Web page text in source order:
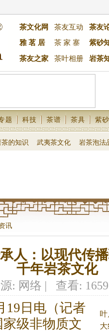
茶文化网 茶友互动
茶友
雅 茗 居
茶 家 寨 紫砂
茶友之家 茶叶相册 岩茶
题 科技 茶谱 茶具 紫砂
茶的知识 武夷茶文化 岩茶泡法
讯
人：以现代传
千年岩茶文化
: 网络 | 查看:
19日电（记者
级非物质文